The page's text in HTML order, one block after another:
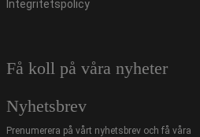
Integritetspolicy
Få koll på våra nyheter
Nyhetsbrev
Prenumerera på vårt nyhetsbrev och få våra